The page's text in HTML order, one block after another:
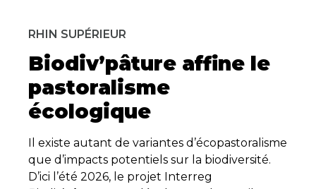
RHIN SUPÉRIEUR
Biodiv’pâture affine le
pastoralisme
écologique
Il existe autant de variantes d’écopastoralisme
que d’impacts potentiels sur la biodiversité.
D’ici l’été 2026, le projet Interreg